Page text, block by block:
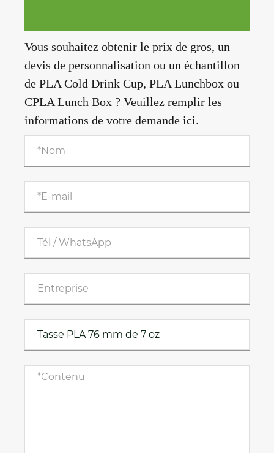
Vous souhaitez obtenir le prix de gros, un
devis de personnalisation ou un échantillon
de PLA Cold Drink Cup, PLA Lunchbox ou
CPLA Lunch Box ? Veuillez remplir les
informations de votre demande ici.